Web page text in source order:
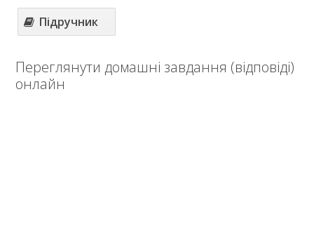
11 клас
Статті
Політика
Підручник
Переглянути домашні завдання (відповіді)
онлайн